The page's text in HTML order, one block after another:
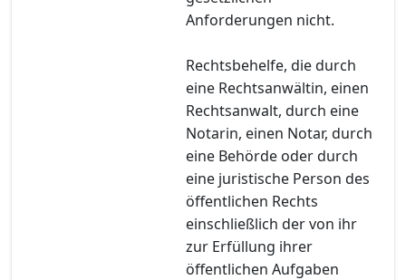
Anforderungen nicht.
Rechtsbehelfe, die durch
eine Rechtsanwältin, einen
Rechtsanwalt, durch eine
Notarin, einen Notar, durch
eine Behörde oder durch
eine juristische Person des
öffentlichen Rechts
einschließlich der von ihr
zur Erfüllung ihrer
öffentlichen Aufgaben